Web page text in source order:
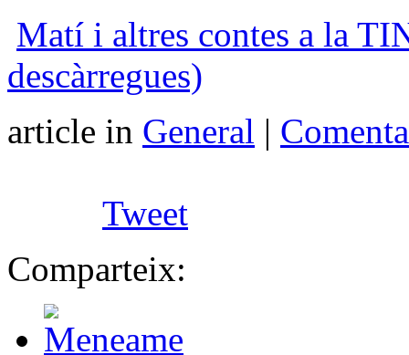
Matí i altres contes a la
descàrregues)
article in General |
Tweet
Comparteix: